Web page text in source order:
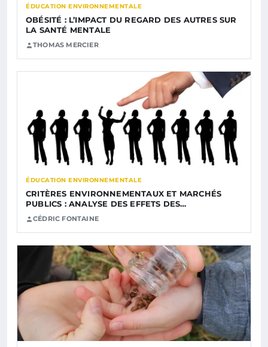
ÉDUCATION ENVIRONNEMENTALE
OBÉSITÉ : L’IMPACT DU REGARD DES AUTRES SUR
LA SANTÉ MENTALE
THOMAS MERCIER
ÉDUCATION ENVIRONNEMENTALE
CRITÈRES ENVIRONNEMENTAUX ET MARCHÉS
PUBLICS : ANALYSE DES EFFETS DES…
CÉDRIC FONTAINE